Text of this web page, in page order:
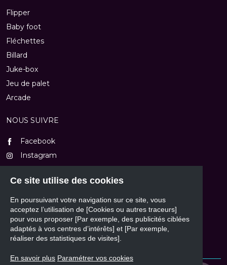
Flipper
Baby foot
Fléchettes
Billard
Juke-box
Jeu de palet
Arcade
NOUS SUIVRE
Facebook
Instagram
Youtube
NOUS CONTACTER
Formulaire de contact
Ce site utilise des cookies
En poursuivant votre navigation sur ce site, vous
acceptez l’utilisation de [Cookies ou autres traceurs]
pour vous proposer [Par exemple, des publicités ciblées
adaptés à vos centres d’intérêts] et [Par exemple,
réaliser des statistiques de visites].
En savoir plus Paramétrer vos cookies